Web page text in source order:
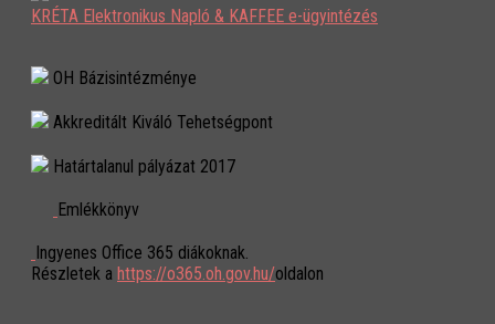
KRÉTA Elektronikus Napló & KAFFEE e-ügyintézés
OH Bázisintézménye
Akkreditált Kiváló Tehetségpont
Határtalanul pályázat 2017
Emlékkönyv
Ingyenes Office 365 diákoknak.
Részletek a https://o365.oh.gov.hu/oldalon